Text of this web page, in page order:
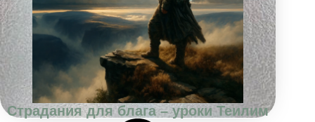
Страдания для блага – уроки Теилим